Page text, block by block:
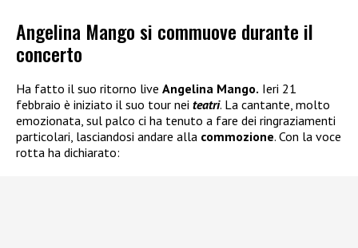
Angelina Mango si commuove durante il
concerto
Ha fatto il suo ritorno live Angelina Mango. Ieri 21
febbraio è iniziato il suo tour nei teatri. La cantante, molto
emozionata, sul palco ci ha tenuto a fare dei ringraziamenti
particolari, lasciandosi andare alla commozione. Con la voce
rotta ha dichiarato: